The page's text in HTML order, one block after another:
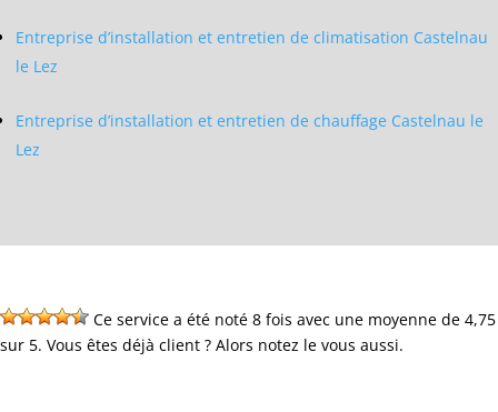
Entreprise d’installation et entretien de climatisation Castelnau
le Lez
Entreprise d’installation et entretien de chauffage Castelnau le
Lez
Ce service a été noté 8 fois avec une moyenne de 4,75
sur 5. Vous êtes déjà client ? Alors notez le vous aussi.